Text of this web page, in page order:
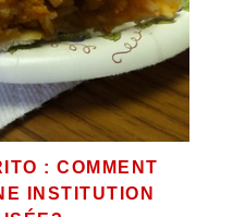
: COMMENT
INSTITUTION